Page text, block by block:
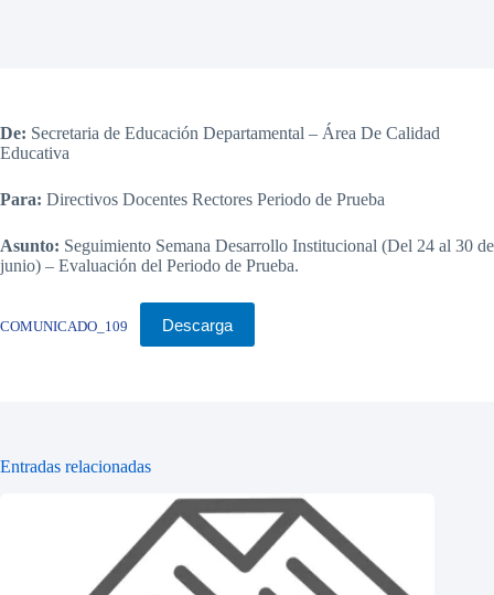
De: Secretaria de Educación Departamental – Área De Calidad
Educativa
Para: Directivos Docentes Rectores Periodo de Prueba
Asunto: Seguimiento Semana Desarrollo Institucional (Del 24 al 30 de
junio) – Evaluación del Periodo de Prueba.
COMUNICADO_109 Descarga
Entradas relacionadas